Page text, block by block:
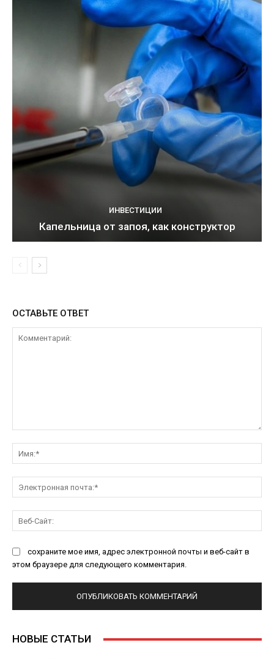
ИНВЕСТИЦИИ
Капельница от запоя, как конструктор
ОСТАВЬТЕ ОТВЕТ
сохраните мое имя, адрес электронной почты и веб-сайт в
этом браузере для следующего комментария.
НОВЫЕ СТАТЬИ